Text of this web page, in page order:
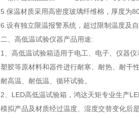
5.保温材质采用高密度玻璃纤维棉，厚度为
6.设有独立限温报警系统，超过限制温度及
二、高低温试验仪器产品用途:
1、高低温试验箱适用于电工、电子、仪器
塑胶等原材料和器件进行耐寒、耐热、耐干
耐高温、耐低温、循环试验。
2、LED高低温试验箱，鸿达天矩专业生产
模拟产品及材质经过温度、湿度交替变化后